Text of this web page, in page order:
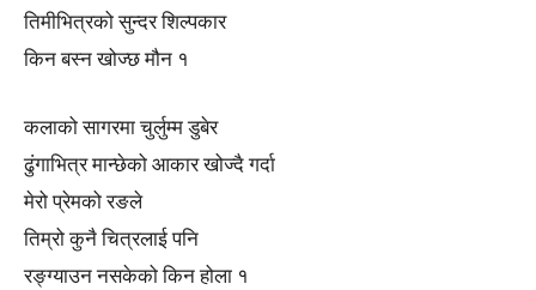
तिमीभित्रको सुन्दर शिल्पकार
किन बस्न खोज्छ मौन १
कलाको सागरमा चुर्लुम्म डुबेर
ढुंगाभित्र मान्छेको आकार खोज्दै गर्दा
मेरो प्रेमको रङले
तिम्रो कुनै चित्रलाई पनि
रङ्ग्याउन नसकेको किन होला १